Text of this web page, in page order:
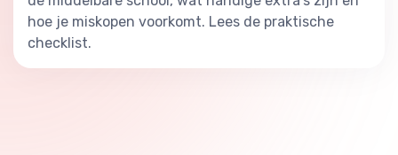
hoe je miskopen voorkomt. Lees de praktische
checklist.